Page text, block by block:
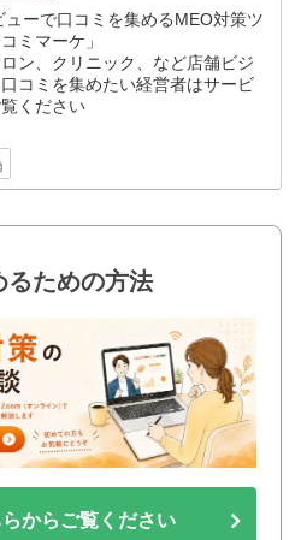
ューで口コミを集めるMEO対策ツ
ミマーケ」
ン、クリニック、など店舗ビジ
コミを集めたい経営者はサービ
ください
るための方法
からご覧ください